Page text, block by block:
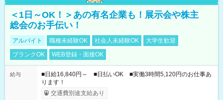
＜1日～OK！＞あの有名企業も！展示会や株主
総会のお手伝い！
アルバイト 職種未経験OK 社会人未経験OK
大学生歓迎
ブランクOK
WEB登録・面接OK
給与
■日給16,840円～ ■日払いOK ■実働3時間5,120円のお仕事あ
ります！
交通費別途支給あり